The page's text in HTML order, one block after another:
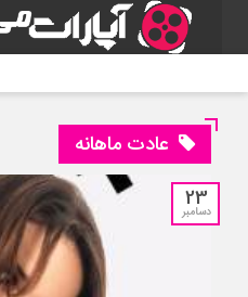
عادت ماهانه
23
دسامبر